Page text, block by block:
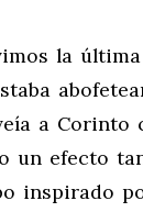
la
a Corinto
un efecto
inspirado